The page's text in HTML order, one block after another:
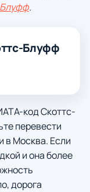
.
Блуфф
код Скоттс-
перевести
в Москва. Если
и она более
дорога